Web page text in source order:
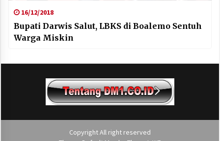
16/12/2018
Bupati Darwis Salut, LBKS di Boalemo Sentuh
Warga Miskin
Copyright All right reserved